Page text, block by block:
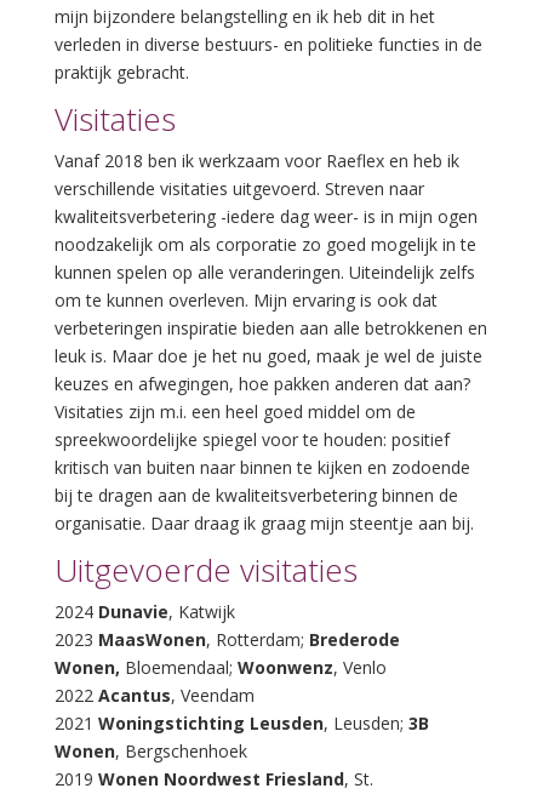
mijn bijzondere belangstelling en ik heb dit in het
verleden in diverse bestuurs- en politieke functies in de
praktijk gebracht.
Visitaties
Vanaf 2018 ben ik werkzaam voor Raeflex en heb ik
verschillende visitaties uitgevoerd. Streven naar
kwaliteitsverbetering -iedere dag weer- is in mijn ogen
noodzakelijk om als corporatie zo goed mogelijk in te
kunnen spelen op alle veranderingen. Uiteindelijk zelfs
om te kunnen overleven. Mijn ervaring is ook dat
verbeteringen inspiratie bieden aan alle betrokkenen en
leuk is. Maar doe je het nu goed, maak je wel de juiste
keuzes en afwegingen, hoe pakken anderen dat aan?
Visitaties zijn m.i. een heel goed middel om de
spreekwoordelijke spiegel voor te houden: positief
kritisch van buiten naar binnen te kijken en zodoende
bij te dragen aan de kwaliteitsverbetering binnen de
organisatie. Daar draag ik graag mijn steentje aan bij.
Uitgevoerde visitaties
2024 Dunavie, Katwijk
2023 MaasWonen, Rotterdam; Brederode
Wonen, Bloemendaal; Woonwenz, Venlo
2022 Acantus, Veendam
2021 Woningstichting Leusden, Leusden; 3B
Wonen, Bergschenhoek
2019 Wonen Noordwest Friesland, St.